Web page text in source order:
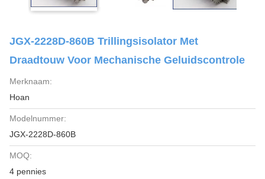
JGX-2228D-860B Trillingsisolator Met
Draadtouw Voor Mechanische Geluidscontrole
Merknaam:
Hoan
Modelnummer:
JGX-2228D-860B
MOQ:
4 pennies